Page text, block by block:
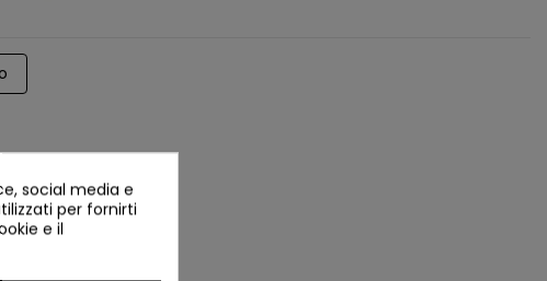
social media e
per fornirti
e il